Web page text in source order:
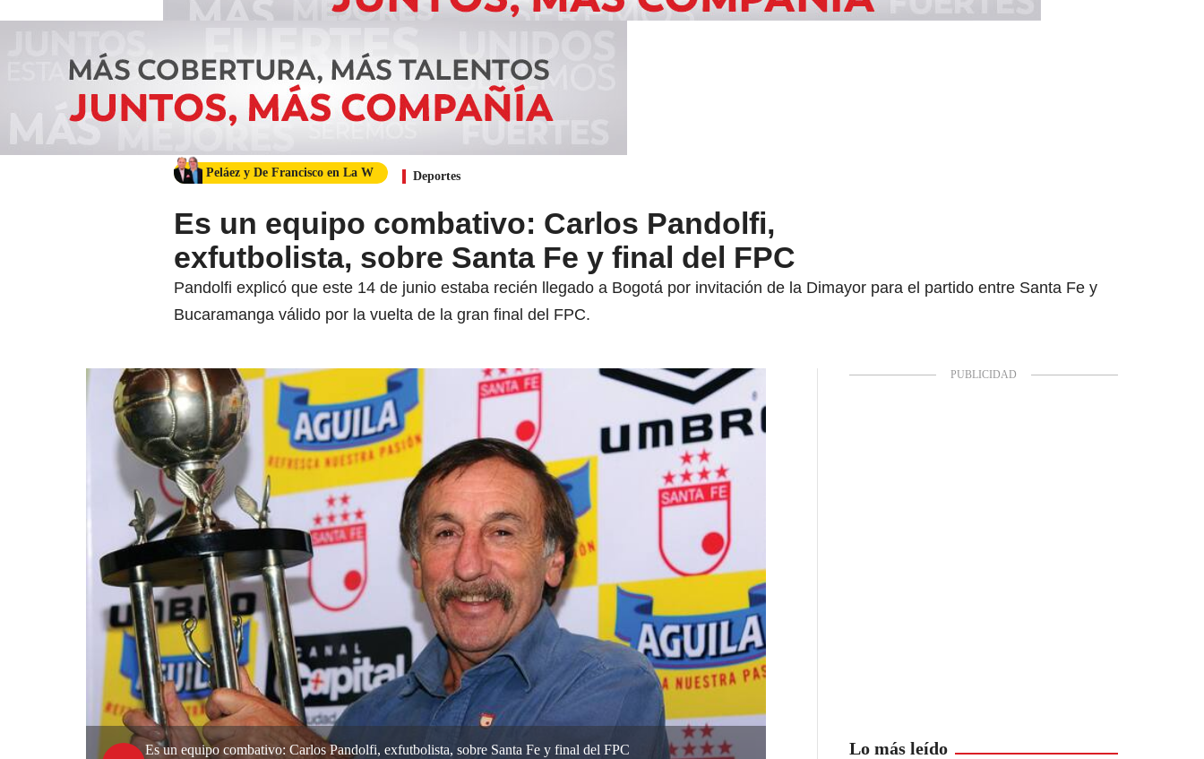
Peláez y De Francisco en La W Deportes
Es un equipo combativo: Carlos Pandolfi,
exfutbolista, sobre Santa Fe y final del FPC
Pandolfi explicó que este 14 de junio estaba recién llegado a Bogotá por invitación de la Dimayor para el partido entre Santa Fe y
Bucaramanga válido por la vuelta de la gran final del FPC.
Es un equipo combativo: Carlos Pandolfi, exfutbolista, sobre Santa Fe y final del FPC Lo más leído